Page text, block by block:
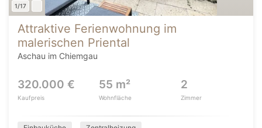
1/17
Attraktive Ferienwohnung im
malerischen Priental
Aschau im Chiemgau
320.000 €
Kaufpreis
55 m²
Wohnfläche
2
Zimmer